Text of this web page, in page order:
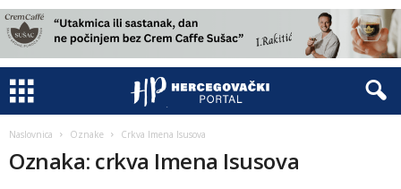
Naslovnica Oznake Crkva Imena Isusova
Oznaka: crkva Imena Isusova